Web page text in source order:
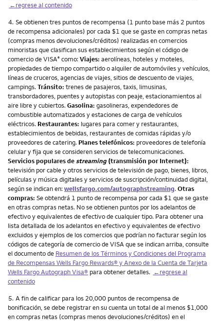
←regrese al contenido
Nota
4. Se obtienen tres puntos de recompensa (1 punto base más 2 puntos
de recompensa adicionales) por cada $1 que se gaste en compras netas
(compras menos devoluciones/créditos) realizadas en comercios
minoristas que clasifican sus establecimientos según el código de
comercio de VISA® como: Viajes: aerolíneas, hoteles y moteles,
propiedades de tiempo compartido o alquiler de automóviles y vehículos,
líneas de cruceros, agencias de viajes, sitios de descuento de viajes,
campings. Tránsito: trenes de pasajeros, taxis, limusinas,
transbordadores, puentes y autopistas con peaje, estacionamientos al
aire libre y cubiertos. Gasolina: gasolineras, expendedores de
combustible automatizados y estaciones de carga de vehículos
eléctricos. Restaurantes: lugares para comer y restaurantes,
establecimientos de bebidas, restaurantes de comidas rápidas y/o
proveedores de catering. Planes telefónicos: proveedores de telefonía
celular y fija que se consideren servicios de telecomunicaciones.
Servicios populares de streaming (transmisión por Internet):
televisión por cable y otros servicios de televisión de pago, bienes, libros,
películas y música digitales y servicios de suscripción/continuidad digital,
según se indican en: wellsfargo.com/autographstreaming. Otras
compras: Se obtendrá 1 punto de recompensa por cada $1 que se gaste
en otras compras netas. No se obtienen puntos por los adelantos de
efectivo y equivalentes de efectivo de cualquier tipo. Para obtener una
lista detallada de los adelantos en efectivo y equivalentes de efectivo
excluidos y ejemplos de los comercios que podrían no facturar según los
códigos de categoría de comercio de VISA que se indican arriba, consulte
el documento de Resumen de los Términos y Condiciones del Programa
de Recompensas Wells Fargo Rewards® y Anexo de la Cuenta de Tarjeta
Wells Fargo Autograph Visa® para obtener detalles. ←regrese al
contenido
Nota
5. A fin de calificar para los 20,000 puntos de recompensa de
bonificación, se debe registrar en su cuenta un total de al menos $1,000
en compras netas (compras menos devoluciones/créditos) en el